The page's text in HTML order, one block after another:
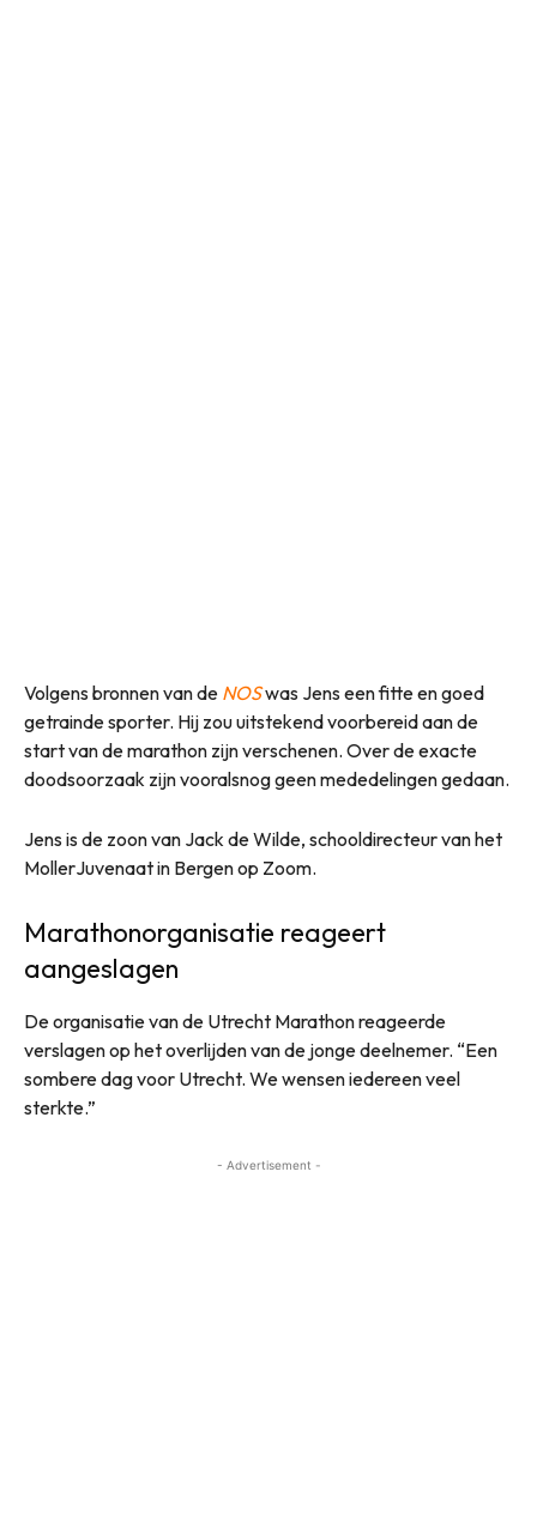
Volgens bronnen van de NOSwas Jens een fitte en goed
getrainde sporter. Hij zou uitstekend voorbereid aan de
start van de marathon zijn verschenen. Over de exacte
doodsoorzaak zijn vooralsnog geen mededelingen gedaan.
Jens is de zoon van Jack de Wilde, schooldirecteur van het
MollerJuvenaat in Bergen op Zoom.
Marathonorganisatie reageert
aangeslagen
De organisatie van de Utrecht Marathon reageerde
verslagen op het overlijden van de jonge deelnemer. “Een
sombere dag voor Utrecht. We wensen iedereen veel
sterkte.”
- Advertisement -